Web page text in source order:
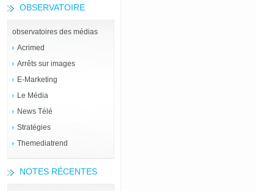
OBSERVATOIRE
observatoires des médias
Acrimed
Arrêts sur images
E-Marketing
Le Média
News Télé
Stratégies
Themediatrend
NOTES RÉCENTES